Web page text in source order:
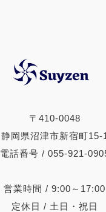
〒410-0048
静岡県沼津市新宿町15-
電話番号 / 055-921-
営業時間 / 9:00～17:00
定休日 / 土日・祝日